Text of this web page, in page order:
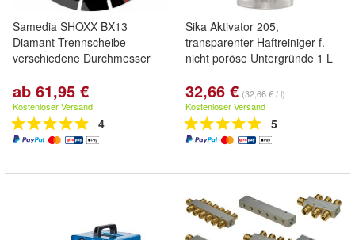
Samedia SHOXX BX13
Diamant-Trennscheibe
verschiedene Durchmesser
ab 61,95 €
Kostenloser Versand
4
Sika Aktivator 205,
transparenter Haftreiniger f.
nicht poröse Untergründe 1 L
32,66 € (32,66 € / l)
Kostenloser Versand
5